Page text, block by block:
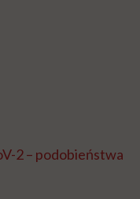
2 – podobieństwa